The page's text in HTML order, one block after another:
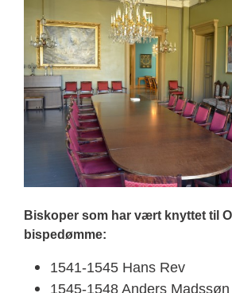
Biskoper som har vært knyttet til
bispedømme:
1541-1545 Hans Rev
1545-1548 Anders Madssøn